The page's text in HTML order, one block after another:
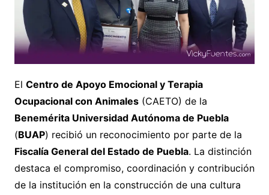
El Centro de Apoyo Emocional y Terapia
Ocupacional con Animales(CAETO) de la
Benemérita Universidad Autónoma de Puebla
(BUAP) recibió un reconocimiento por parte de la
Fiscalía General del Estado de Puebla. La distinción
destaca el compromiso, coordinación y contribución
de la institución en la construcción de una cultura